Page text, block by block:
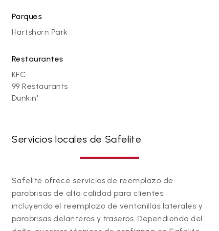
Parques
Hartshorn Park
Restaurantes
KFC
99 Restaurants
Dunkin'
Servicios locales de Safelite
Safelite ofrece servicios de reemplazo de
parabrisas de alta calidad para clientes,
incluyendo el reemplazo de ventanillas laterales y
parabrisas delanteros y traseros. Dependiendo del